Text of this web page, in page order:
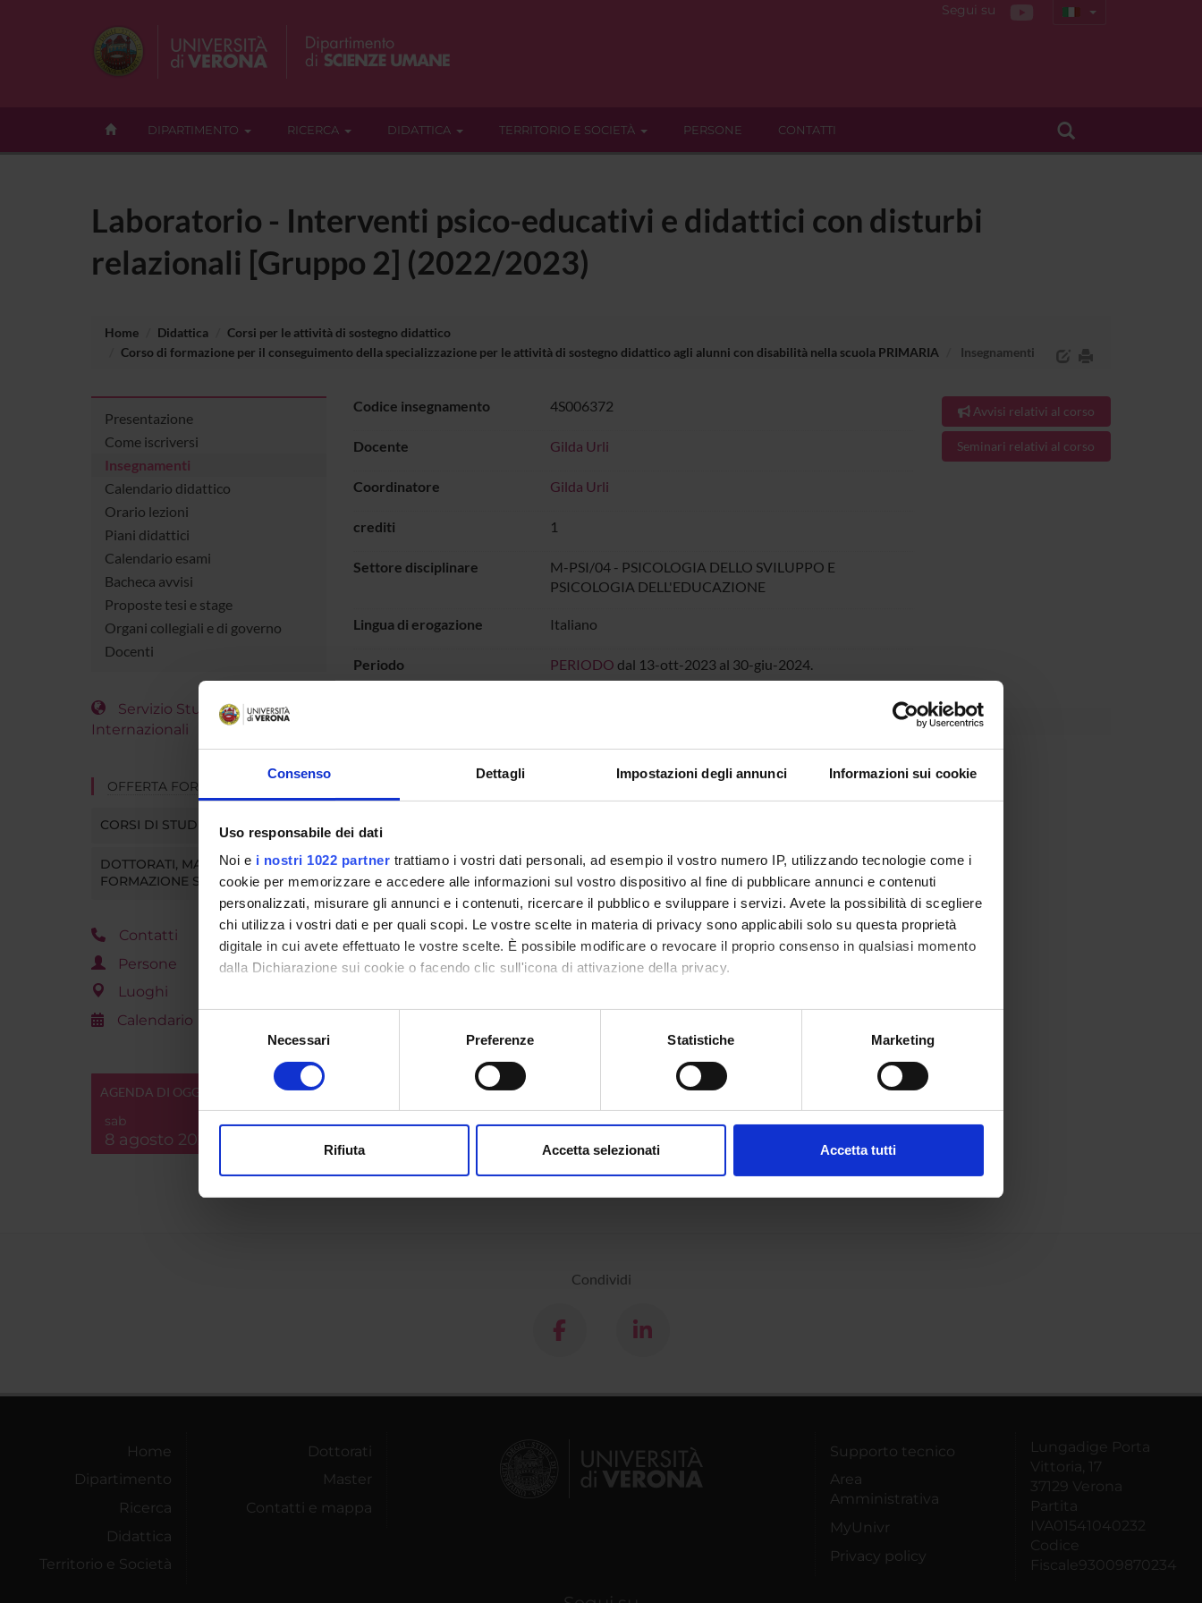
Consenso Dettagli Impostazioni degli annunci Informazioni sui cookie
Uso responsabile dei dati
Noi e i nostri 1022 partner trattiamo i vostri dati personali, ad esempio il vostro numero IP, utilizzando tecnologie come i
cookie per memorizzare e accedere alle informazioni sul vostro dispositivo al fine di pubblicare annunci e contenuti
personalizzati, misurare gli annunci e i contenuti, ricercare il pubblico e sviluppare i servizi. Avete la possibilità di scegliere
chi utilizza i vostri dati e per quali scopi. Le vostre scelte in materia di privacy sono applicabili solo su questa proprietà
digitale in cui avete effettuato le vostre scelte. È possibile modificare o revocare il proprio consenso in qualsiasi momento
dalla Dichiarazione sui cookie o facendo clic sull'icona di attivazione della privacy.
Con il tuo consenso, vorremmo anche:
raccogliere informazioni sulla tua posizione geografica, con un'approssimazione di qualche metro,
digitali).
modificare o ritirare il tuo consenso in qualsiasi momento dalla Dichiarazione sui cookie.
Necessari Preferenze Statistiche Marketing
Rifiuta Accetta selezionati Accetta tutti
Segui su
DIPARTIMENTO RICERCA DIDATTICA TERRITORIO E SOCIETÀ PERSONE CONTATTI
Laboratorio - Interventi psico-educativi e didattici con disturbi
relazionali [Gruppo 2] (2022/2023)
Home Didattica
Corsi per le attività di sostegno didattico
Corso di formazione per il conseguimento della specializzazione per le attività di sostegno didattico agli alunni con disabilità nella scuola PRIMARIA
Insegnamenti
Presentazione
Come iscriversi
Insegnamenti
Calendario didattico
Orario lezioni
Piani didattici
Calendario esami
Bacheca avvisi
Proposte tesi e stage
Organi collegiali e di governo
Docenti
Servizio Studenti
Internazionali
OFFERTA FORMATIVA
CORSI DI STUDIO
DOTTORATI, MASTER E
FORMAZIONE SUPERIORE
Contatti
Persone
Luoghi
Calendario
AGENDA DI OGGI
sab
8 agosto 2026
Codice insegnamento 4S006372
Docente Gilda Urli
Coordinatore Gilda Urli
crediti 1
Settore disciplinare
M-PSI/04 - PSICOLOGIA DELLO SVILUPPO E
PSICOLOGIA DELL'EDUCAZIONE
Lingua di erogazione Italiano
Periodo PERIODO dal 13-ott-2023 al 30-giu-2024.
Avvisi relativi al corso
Seminari relativi al corso
Condividi
Home
Dipartimento
Ricerca
Didattica
Territorio e Società
Dottorati
Master
Contatti e mappa
Supporto tecnico
Area
Amministrativa
MyUnivr
Privacy policy
Lungadige Porta
Vittoria, 17
37129 Verona
Partita
IVA01541040232
Codice
Fiscale93009870234